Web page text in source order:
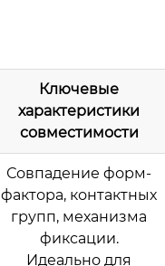
Ключевые
характеристики
совместимости
Совпадение форм-
фактора, контактных
групп, механизма
фиксации.
Идеально для